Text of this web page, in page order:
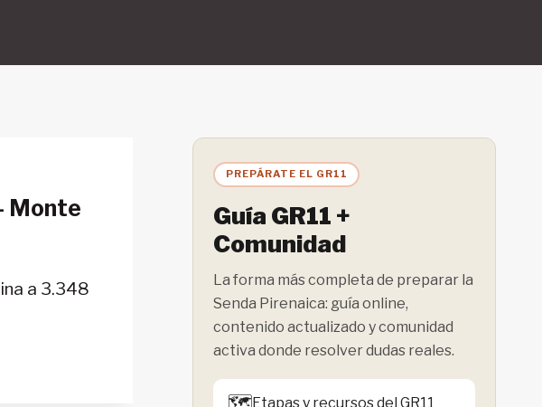
Monte
a 3.348
PREPÁRATE EL GR11
Guía GR11 +
Comunidad
La forma más completa de preparar la
Senda Pirenaica: guía online,
contenido actualizado y comunidad
activa donde resolver dudas reales.
Etapas y recursos del GR11